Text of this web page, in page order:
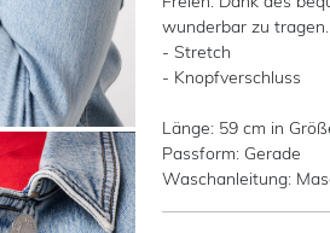
wunderbar zu tragen.
- Stretch
- Knopfverschluss
Länge: 59 cm in
Passform: Gerade
Waschanleitung: